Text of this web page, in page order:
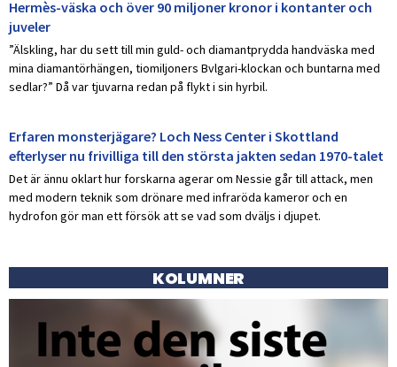
Hermès-väska och över 90 miljoner kronor i kontanter och
juveler
”Älskling, har du sett till min guld- och diamantprydda handväska med
mina diamantörhängen, tiomiljoners Bvlgari-klockan och buntarna med
sedlar?” Då var tjuvarna redan på flykt i sin hyrbil.
Erfaren monsterjägare? Loch Ness Center i Skottland
efterlyser nu frivilliga till den största jakten sedan 1970-talet
Det är ännu oklart hur forskarna agerar om Nessie går till attack, men
med modern teknik som drönare med infraröda kameror och en
hydrofon gör man ett försök att se vad som dväljs i djupet.
KOLUMNER